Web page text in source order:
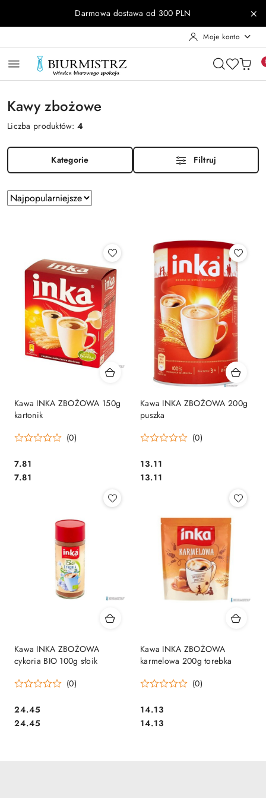
Przejdź do treści głównej
Przejdź do wyszukiwarki
Przejdź do moje konto
Przejdź do menu głównego
Przejdź do stopkiDarmowa dostawa od 300 PLN
Moje konto
Kawy zbożowe
Liczba produktów:4
Kategorie Filtruj
Zastosowano
sortowanie:
Sortuj
według
Kawa INKA ZBOŻOWA 150g
kartonik
(0)
Cena:
7.81
Cena:
7.81
Kawa INKA ZBOŻOWA 200g
puszka
(0)
Cena:
13.11
Cena:
13.11
Kawa INKA ZBOŻOWA
cykoria BIO 100g słoik
(0)
Cena:
24.45
Cena:
24.45
Kawa INKA ZBOŻOWA
karmelowa 200g torebka
(0)
Cena:
14.13
Cena:
14.13